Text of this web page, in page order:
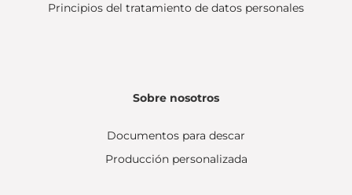
Principios del tratamiento de datos personales
Sobre nosotros
Documentos para descar
Producción personalizada